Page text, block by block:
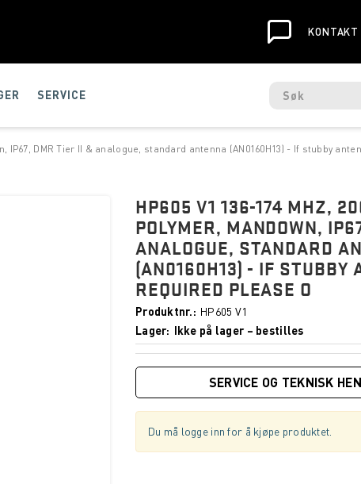
KONTAKT
SERVICE
IP67, DMR Tier II & analogue, standard antenna (AN0160H13) - If stubby
HP605 V1 136-174 MHZ,
POLYMER, MANDOWN,
ANALOGUE, STANDARD
(AN0160H13) - IF STUBBY
REQUIRED PLEASE O
Produktnr.
HP605 V1
Lager
Ikke på lager – bestilles
SERVICE OG TEKNISK
Du må logge inn for å kjøpe produktet.